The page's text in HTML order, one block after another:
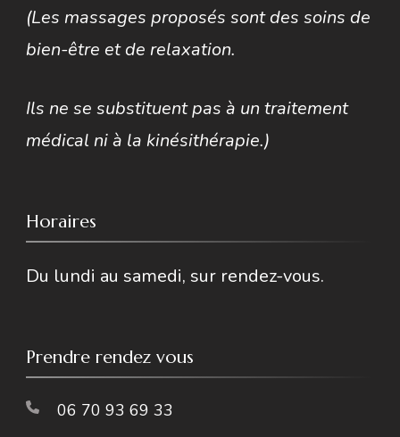
(Les massages proposés sont des soins de
bien-être et de relaxation.
Ils ne se substituent pas à un traitement
médical ni à la kinésithérapie.)
Horaires
Du lundi au samedi, sur rendez-vous.
Prendre rendez vous
06 70 93 69 33